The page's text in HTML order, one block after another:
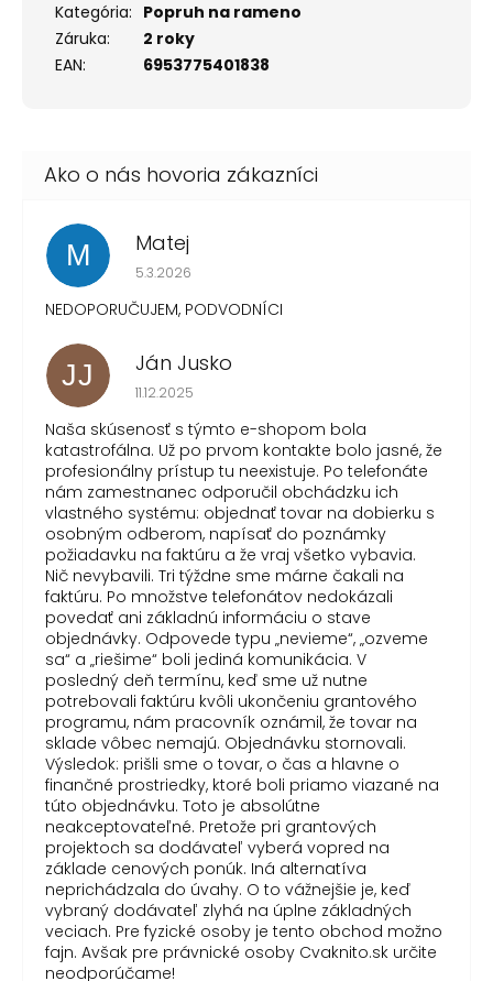
Kategória: Popruh na rameno
Záruka:
2 roky
EAN: 6953775401838
M Matej
Hodnotenie obchodu je 1 z 5 hviezdičiek.
5.3.2026
NEDOPORUČUJEM, PODVODNÍCI
JJ Ján Jusko
Hodnotenie obchodu je 1 z 5 hviezdičiek.
11.12.2025
Naša skúsenosť s týmto e-shopom bola
katastrofálna. Už po prvom kontakte bolo jasné, že
profesionálny prístup tu neexistuje. Po telefonáte
nám zamestnanec odporučil obchádzku ich
vlastného systému: objednať tovar na dobierku s
osobným odberom, napísať do poznámky
požiadavku na faktúru a že vraj všetko vybavia.
Nič nevybavili. Tri týždne sme márne čakali na
faktúru. Po množstve telefonátov nedokázali
povedať ani základnú informáciu o stave
objednávky. Odpovede typu „nevieme“, „ozveme
sa“ a „riešime“ boli jediná komunikácia. V
posledný deň termínu, keď sme už nutne
potrebovali faktúru kvôli ukončeniu grantového
programu, nám pracovník oznámil, že tovar na
sklade vôbec nemajú. Objednávku stornovali.
Výsledok: prišli sme o tovar, o čas a hlavne o
finančné prostriedky, ktoré boli priamo viazané na
túto objednávku. Toto je absolútne
neakceptovateľné. Pretože pri grantových
projektoch sa dodávateľ vyberá vopred na
základe cenových ponúk. Iná alternatíva
neprichádzala do úvahy. O to vážnejšie je, keď
vybraný dodávateľ zlyhá na úplne základných
veciach. Pre fyzické osoby je tento obchod možno
fajn. Avšak pre právnické osoby Cvaknito.sk určite
neodporúčame!